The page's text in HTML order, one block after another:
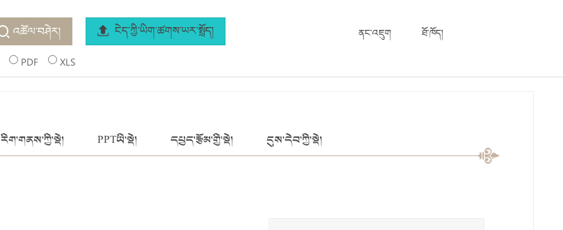
ནང་འཇུག ཐོ་ཁོད།
འཚོལ་བཤེར། ངེད་ཀྱི་ཡིག་ཚགས་ཡར་སྤྲོད།
PDF XLS
རིག་གནས་ཀྱི་སྡེ། PPTཡི་སྡེ། དཔྱད་རྩོམ་གྱི་སྡེ། དུས་དེབ་ཀྱི་སྡེ།